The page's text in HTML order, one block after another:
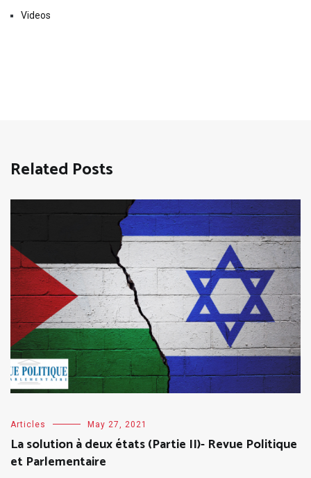
Videos
Related Posts
Articles May 27, 2021
La solution à deux états (Partie II)- Revue Politique
et Parlementaire